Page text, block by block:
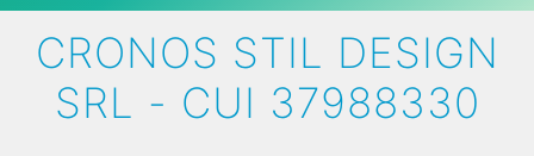
CRONOS STIL DESIGN
SRL - CUI 37988330